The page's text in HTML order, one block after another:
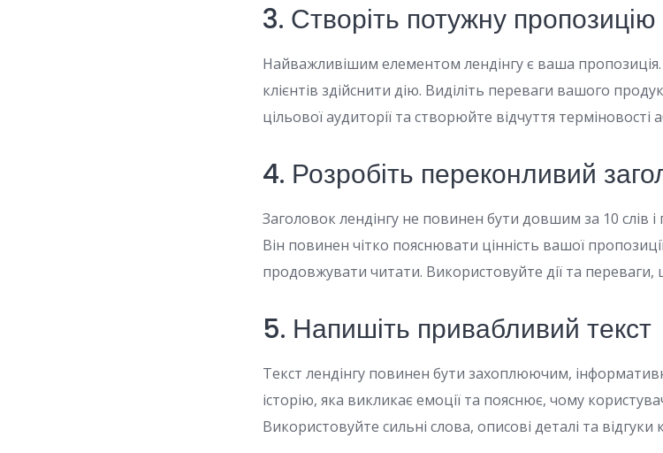
3. Створіть потужну пропозицію
Найважливішим елементом лендінгу є ваша
клієнтів здійснити дію. Виділіть переваги вашого
цільової аудиторії та створюйте відчуття терміновості
4. Розробіть переконливий
Заголовок лендінгу не повинен бути довшим за 10 слів
Він повинен чітко пояснювати цінність вашої
продовжувати читати. Використовуйте дії та
5. Напишіть привабливий текст
Текст лендінгу повинен бути захоплюючим,
історію, яка викликає емоції та пояснює, чому
Використовуйте сильні слова, описові деталі та відгуки